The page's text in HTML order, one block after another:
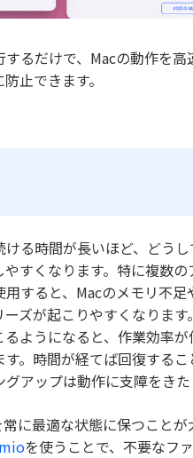
るだけで、Macの動作を高
止できます。
る時間が長いほど、どうし
すくなります。特に複数の
すると、Macのメモリ不足
ズが起こりやすくなります
ようになると、作業効率
す。時間が経てば回復する
アップは動作に支障をきた
に最適な状態に保つことが
を使うことで、不要なフ